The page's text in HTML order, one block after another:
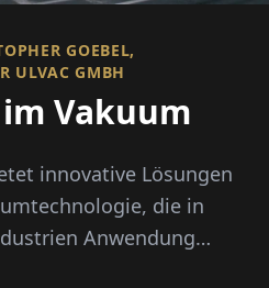
GOEBEL,
ULVAC GMBH
Vakuum
innovative Lösungen
die in
Anwendung